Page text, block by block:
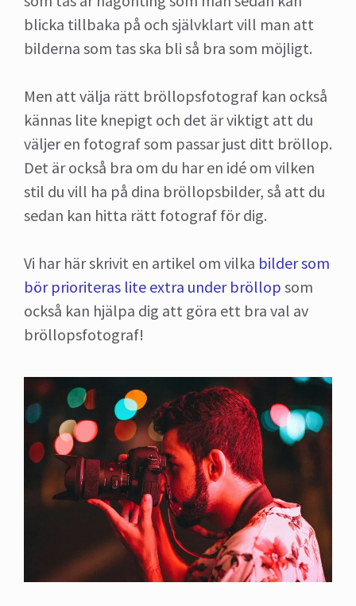
blicka tillbaka på och självklart vill man att
bilderna som tas ska bli så bra som möjligt.
Men att välja rätt bröllopsfotograf kan också
kännas lite knepigt och det är viktigt att du
väljer en fotograf som passar just ditt bröllop.
Det är också bra om du har en idé om vilken
stil du vill ha på dina bröllopsbilder, så att du
sedan kan hitta rätt fotograf för dig.
Vi har här skrivit en artikel om vilka bilder som
bör prioriteras lite extra under bröllop som
också kan hjälpa dig att göra ett bra val av
bröllopsfotograf!